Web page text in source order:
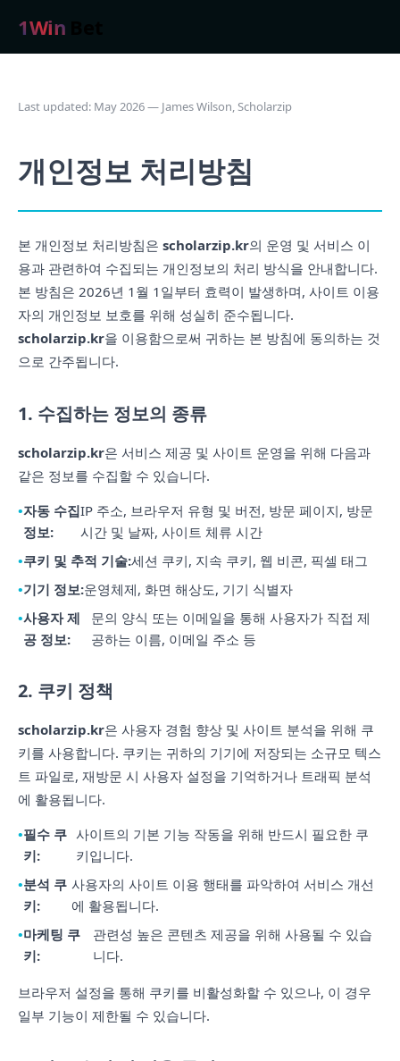
1Win
Last updated: May 2026 — James Wilson, Scholarzip
개인정보 처리방침
본 개인정보 처리방침은 scholarzip.kr의 운영 및 서비스 이
용과 관련하여 수집되는 개인정보의 처리 방식을 안내합니다.
본 방침은 2026년 1월 1일부터 효력이 발생하며, 사이트 이용
자의 개인정보 보호를 위해 성실히 준수됩니다.
scholarzip.kr을 이용함으로써 귀하는 본 방침에 동의하는 것
으로 간주됩니다.
1. 수집하는 정보의 종류
scholarzip.kr은 서비스 제공 및 사이트 운영을 위해 다음과
같은 정보를 수집할 수 있습니다.
자동 수집
정보:
IP 주소, 브라우저 유형 및 버전, 방문 페이지, 방문
시간 및 날짜, 사이트 체류 시간
쿠키 및 추적 기술:세션 쿠키, 지속 쿠키, 웹 비콘, 픽셀 태그
기기 정보:운영체제, 화면 해상도, 기기 식별자
사용자 제
공 정보:
문의 양식 또는 이메일을 통해 사용자가 직접 제
공하는 이름, 이메일 주소 등
2. 쿠키 정책
scholarzip.kr은 사용자 경험 향상 및 사이트 분석을 위해 쿠
키를 사용합니다. 쿠키는 귀하의 기기에 저장되는 소규모 텍스
트 파일로, 재방문 시 사용자 설정을 기억하거나 트래픽 분석
에 활용됩니다.
필수 쿠
키:
사이트의 기본 기능 작동을 위해 반드시 필요한 쿠
키입니다.
분석 쿠
키:
사용자의 사이트 이용 행태를 파악하여 서비스 개선
에 활용됩니다.
마케팅 쿠
키:
관련성 높은 콘텐츠 제공을 위해 사용될 수 있습
니다.
브라우저 설정을 통해 쿠키를 비활성화할 수 있으나, 이 경우
일부 기능이 제한될 수 있습니다.